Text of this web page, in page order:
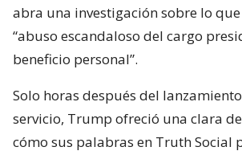
abra una investigación sobre lo
“abuso escandaloso del cargo
beneficio personal”.
Solo horas después del
servicio, Trump ofreció una clara
cómo sus palabras en Truth Social